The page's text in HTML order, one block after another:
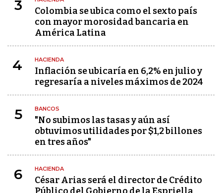
3
Colombia se ubica como el sexto país
con mayor morosidad bancaria en
América Latina
4 HACIENDA
Inflación se ubicaría en 6,2% en julio y
regresaría a niveles máximos de 2024
5 BANCOS
"No subimos las tasas y aún así
obtuvimos utilidades por $1,2 billones
en tres años"
6 HACIENDA
César Arias será el director de Crédito